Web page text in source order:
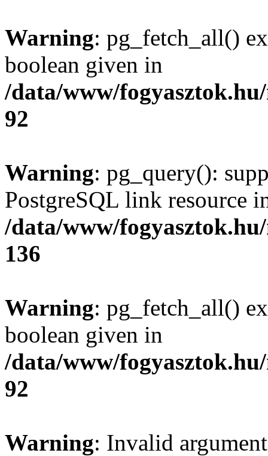
Warning: pg_fetch_all()
boolean given in
/data/www/
92
Warning: pg_query():
PostgreSQL link resource
/data/www/
136
Warning: pg_fetch_all()
boolean given in
/data/www/
92
Warning: Invalid